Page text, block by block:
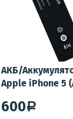
АКБ/
Apple iPhone 5
600a